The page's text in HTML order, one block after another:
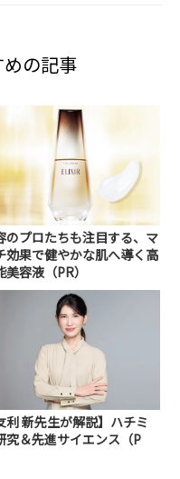
の記事
のプロたちも注目する、マ
効果で健やかな肌へ導く高
美容液（PR）
利 新先生が解説】ハチミ
究＆先進サイエンス（P